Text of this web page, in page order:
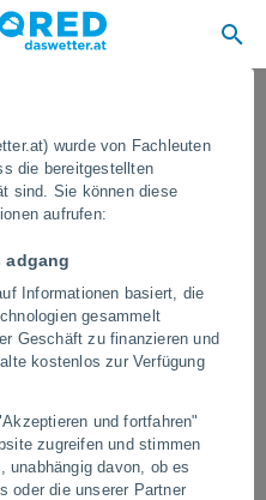
wurde von Fachleuten
die bereitgestellten
sind. Sie können diese
aufrufen:
adgang
Informationen basiert, die
gesammelt
Geschäft zu finanzieren und
kostenlos zur Verfügung
und fortfahren"
zugreifen und stimmen
unabhängig davon, ob es
oder die unserer Partner
Italien
durch die Straßen
Der Wirbelsturm entstand